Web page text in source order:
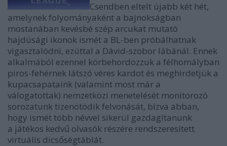
Csendben eltelt újabb két hét,
amelynek folyományaként a bajnokságban
mostanában kevésbé szép arcukat mutató
hajdúsági ikonok ismét a BL-ben próbálhatnak
vigasztalódni, ezúttal a Dávid-szobor lábánál. Ennek
alkalmából ezennel körbehordozzuk a félhomályban
piros-fehérnek látszó véres kardot és meghirdetjük a
kupacsapataink (valamint most már a
válogatottak) nemzetközi menetelését monitorozó
sorozatunk tizenötödik felvonását, bízva abban,
hogy ismét több névvel sikerül gazdagítanunk
a játékos kedvű olvasók részére rendszeresített
virtuális dicsőségtáblát.